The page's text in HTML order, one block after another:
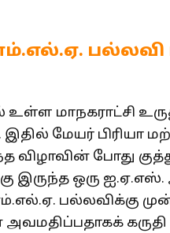
மாநகராட்சி
இதில் மேயர் பிரியா
போது
இருந்த ஒரு ஐ.ஏ.எஸ்.
பல்லவிக்கு